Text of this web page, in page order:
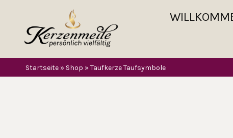
Startseite » Shop » Taufkerze Taufsymbole